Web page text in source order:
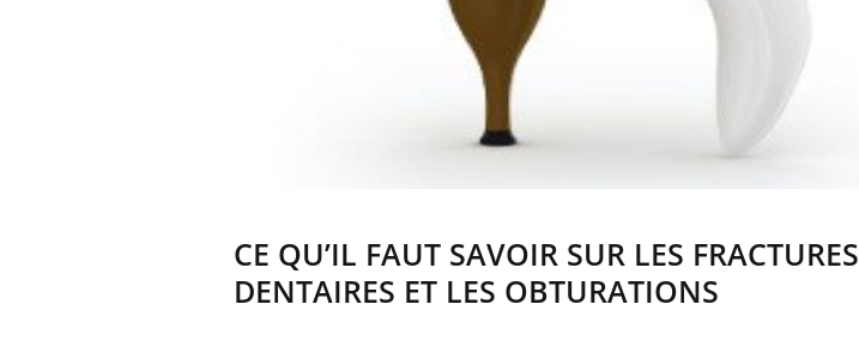
CE QU’IL FAUT SAVOIR SUR LES FRACTURES
DENTAIRES ET LES OBTURATIONS